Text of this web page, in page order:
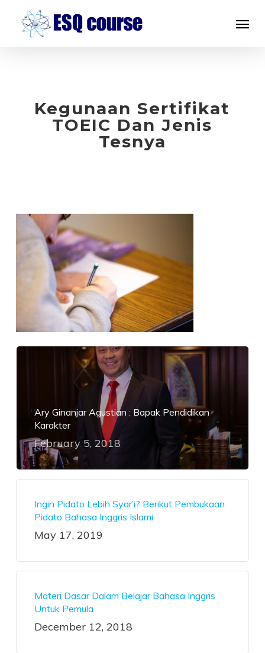
Kegunaan Sertifikat
TOEIC Dan Jenis
Tesnya
Ary Ginanjar Agustian : Bapak Pendidikan
Karakter
February 5, 2018
Ingin Pidato Lebih Syar’i? Berikut Pembukaan
Pidato Bahasa Inggris Islami
May 17, 2019
Materi Dasar Dalam Belajar Bahasa Inggris
Untuk Pemula
December 12, 2018